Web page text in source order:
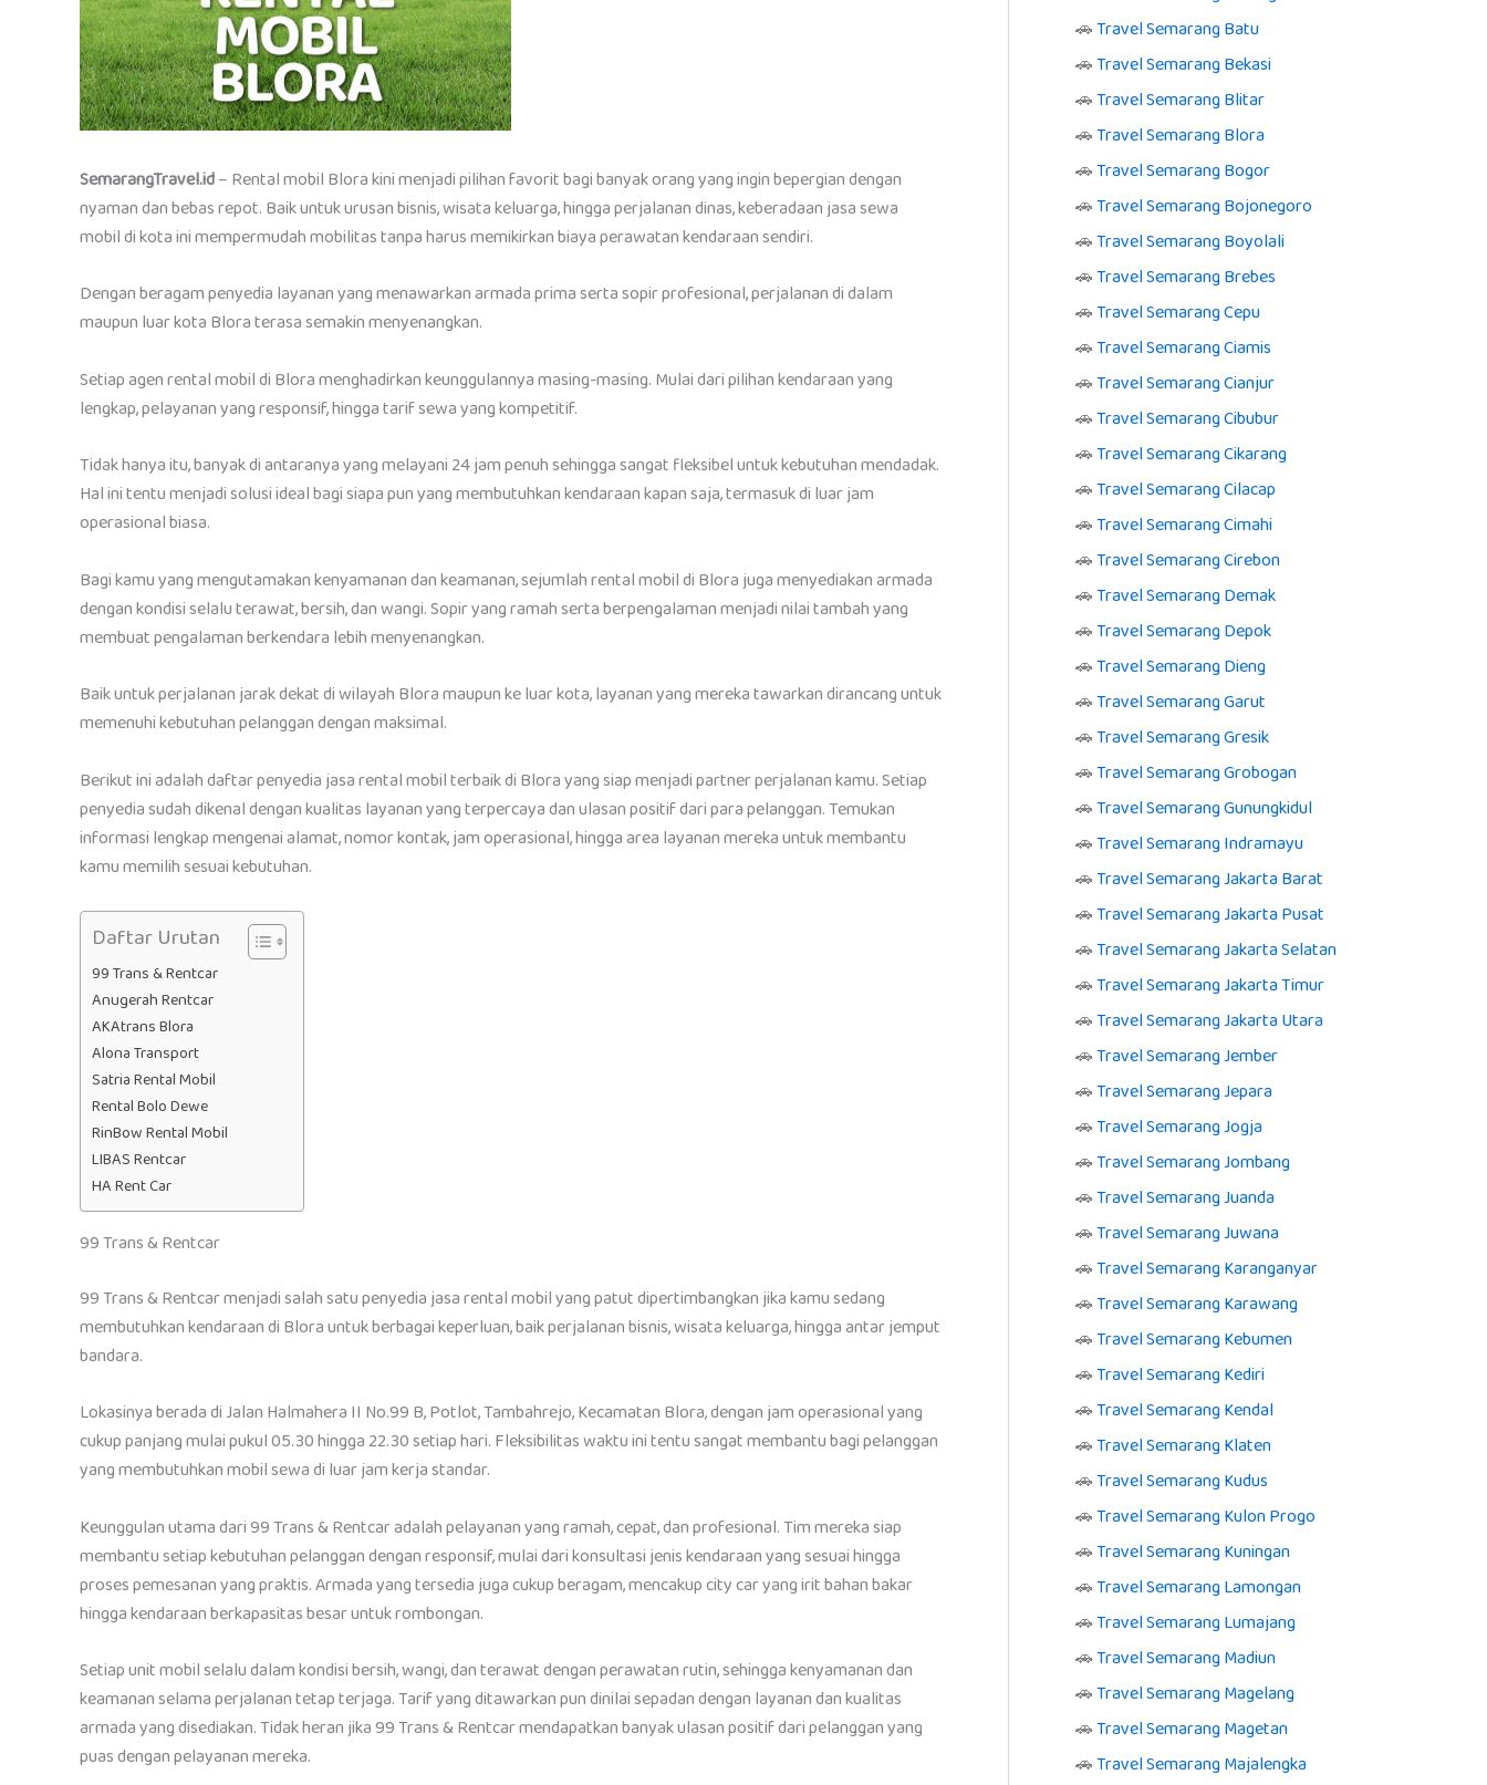
SemarangTravel.id– Rental mobil Blora kini menjadi pilihan favorit bagi banyak orang yang ingin bepergian dengan
nyaman dan bebas repot. Baik untuk urusan bisnis, wisata keluarga, hingga perjalanan dinas, keberadaan jasa sewa
mobil di kota ini mempermudah mobilitas tanpa harus memikirkan biaya perawatan kendaraan sendiri.
Dengan beragam penyedia layanan yang menawarkan armada prima serta sopir profesional, perjalanan di dalam
maupun luar kota Blora terasa semakin menyenangkan.
Setiap agen rental mobil di Blora menghadirkan keunggulannya masing-masing. Mulai dari pilihan kendaraan yang
lengkap, pelayanan yang responsif, hingga tarif sewa yang kompetitif.
Tidak hanya itu, banyak di antaranya yang melayani 24 jam penuh sehingga sangat fleksibel untuk kebutuhan mendadak.
Hal ini tentu menjadi solusi ideal bagi siapa pun yang membutuhkan kendaraan kapan saja, termasuk di luar jam
operasional biasa.
Bagi kamu yang mengutamakan kenyamanan dan keamanan, sejumlah rental mobil di Blora juga menyediakan armada
dengan kondisi selalu terawat, bersih, dan wangi. Sopir yang ramah serta berpengalaman menjadi nilai tambah yang
membuat pengalaman berkendara lebih menyenangkan.
Baik untuk perjalanan jarak dekat di wilayah Blora maupun ke luar kota, layanan yang mereka tawarkan dirancang untuk
memenuhi kebutuhan pelanggan dengan maksimal.
Berikut ini adalah daftar penyedia jasa rental mobil terbaik di Blora yang siap menjadi partner perjalanan kamu. Setiap
penyedia sudah dikenal dengan kualitas layanan yang terpercaya dan ulasan positif dari para pelanggan. Temukan
informasi lengkap mengenai alamat, nomor kontak, jam operasional, hingga area layanan mereka untuk membantu
kamu memilih sesuai kebutuhan.
Daftar Urutan
99 Trans & Rentcar
Anugerah Rentcar
AKAtrans Blora
Alona Transport
Satria Rental Mobil
Rental Bolo Dewe
RinBow Rental Mobil
LIBAS Rentcar
HA Rent Car
99 Trans & Rentcar
99 Trans & Rentcar menjadi salah satu penyedia jasa rental mobil yang patut dipertimbangkan jika kamu sedang
membutuhkan kendaraan di Blora untuk berbagai keperluan, baik perjalanan bisnis, wisata keluarga, hingga antar jemput
bandara.
Lokasinya berada di Jalan Halmahera II No.99 B, Potlot, Tambahrejo, Kecamatan Blora, dengan jam operasional yang
cukup panjang mulai pukul 05.30 hingga 22.30 setiap hari. Fleksibilitas waktu ini tentu sangat membantu bagi pelanggan
yang membutuhkan mobil sewa di luar jam kerja standar.
Keunggulan utama dari 99 Trans & Rentcar adalah pelayanan yang ramah, cepat, dan profesional. Tim mereka siap
membantu setiap kebutuhan pelanggan dengan responsif, mulai dari konsultasi jenis kendaraan yang sesuai hingga
proses pemesanan yang praktis. Armada yang tersedia juga cukup beragam, mencakup city car yang irit bahan bakar
hingga kendaraan berkapasitas besar untuk rombongan.
Setiap unit mobil selalu dalam kondisi bersih, wangi, dan terawat dengan perawatan rutin, sehingga kenyamanan dan
keamanan selama perjalanan tetap terjaga. Tarif yang ditawarkan pun dinilai sepadan dengan layanan dan kualitas
armada yang disediakan. Tidak heran jika 99 Trans & Rentcar mendapatkan banyak ulasan positif dari pelanggan yang
puas dengan pelayanan mereka.
🚗Travel Semarang Batu
🚗Travel Semarang Bekasi
🚗Travel Semarang Blitar
🚗Travel Semarang Blora
🚗Travel Semarang Bogor
🚗Travel Semarang Bojonegoro
🚗Travel Semarang Boyolali
🚗Travel Semarang Brebes
🚗Travel Semarang Cepu
🚗Travel Semarang Ciamis
🚗Travel Semarang Cianjur
🚗Travel Semarang Cibubur
🚗Travel Semarang Cikarang
🚗Travel Semarang Cilacap
🚗Travel Semarang Cimahi
🚗Travel Semarang Cirebon
🚗Travel Semarang Demak
🚗Travel Semarang Depok
🚗Travel Semarang Dieng
🚗Travel Semarang Garut
🚗Travel Semarang Gresik
🚗Travel Semarang Grobogan
🚗Travel Semarang Gunungkidul
🚗Travel Semarang Indramayu
🚗Travel Semarang Jakarta Barat
🚗Travel Semarang Jakarta Pusat
🚗Travel Semarang Jakarta Selatan
🚗Travel Semarang Jakarta Timur
🚗Travel Semarang Jakarta Utara
🚗Travel Semarang Jember
🚗Travel Semarang Jepara
🚗Travel Semarang Jogja
🚗Travel Semarang Jombang
🚗Travel Semarang Juanda
🚗Travel Semarang Juwana
🚗Travel Semarang Karanganyar
🚗Travel Semarang Karawang
🚗Travel Semarang Kebumen
🚗Travel Semarang Kediri
🚗Travel Semarang Kendal
🚗Travel Semarang Klaten
🚗Travel Semarang Kudus
🚗Travel Semarang Kulon Progo
🚗Travel Semarang Kuningan
🚗Travel Semarang Lamongan
🚗Travel Semarang Lumajang
🚗Travel Semarang Madiun
🚗Travel Semarang Magelang
🚗Travel Semarang Magetan
🚗Travel Semarang Majalengka